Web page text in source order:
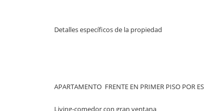
Detalles específicos de la propiedad
APARTAMENTO FRENTE EN PRIMER PISO POR
Living-comedor con gran ventana